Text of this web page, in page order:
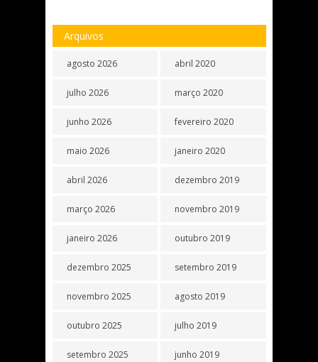
Arquivos
agosto 2026
julho 2026
junho 2026
maio 2026
abril 2026
março 2026
janeiro 2026
dezembro 2025
novembro 2025
outubro 2025
setembro 2025
abril 2020
março 2020
fevereiro 2020
janeiro 2020
dezembro 2019
novembro 2019
outubro 2019
setembro 2019
agosto 2019
julho 2019
junho 2019